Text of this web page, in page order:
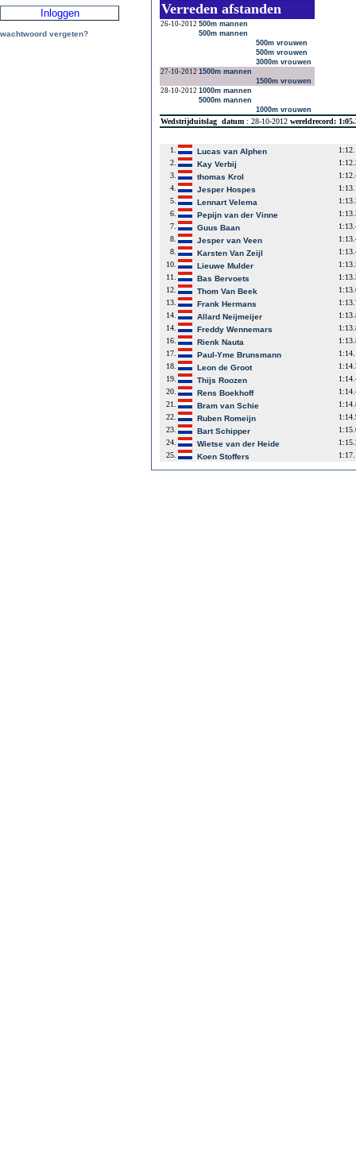
wachtwoord vergeten?
Verreden afstanden
26-10-2012 500m mannen
500m mannen
500m vrouwen
500m vrouwen
3000m vrouwen
27-10-2012 1500m mannen
1500m vrouwen
28-10-2012 1000m mannen
5000m mannen
1000m vrouwen
Wedstrijduitslag datum : 28-10-2012 wereldrecord:
1. Lucas van Alphen
2.
Kay Verbij
3.
thomas Krol
4.
Jesper Hospes
5.
Lennart Velema
6.
Pepijn van der Vinne
7.
Guus Baan
8.
Jesper van Veen
8.
Karsten Van Zeijl
10.
Lieuwe Mulder
11.
Bas Bervoets
12.
Thom Van Beek
13.
Frank Hermans
14.
Allard Neijmeijer
14.
Freddy Wennemars
16.
Rienk Nauta
17.
Paul-Yme Brunsmann
18.
Leon de Groot
19.
Thijs Roozen
20.
Rens Boekhoff
21.
Bram van Schie
22.
Ruben Romeijn
23.
Bart Schipper
24.
Wietse van der Heide
25.
Koen Stoffers